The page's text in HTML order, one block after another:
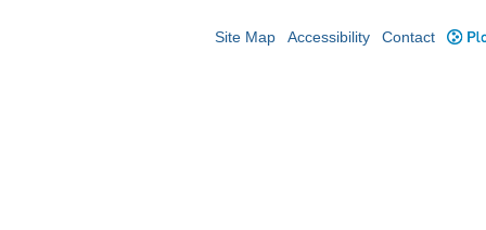
Site Map Accessibility Contact